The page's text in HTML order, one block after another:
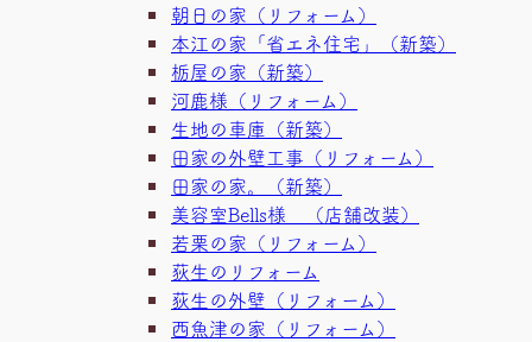
朝日の家（リフォーム）
本江の家「省エネ住宅」（新築）
栃屋の家（新築）
河鹿様（リフォーム）
生地の車庫（新築）
田家の外壁工事（リフォーム）
田家の家。（新築）
美容室Bells様 （店舗改装）
若栗の家（リフォーム）
荻生のリフォーム
荻生の外壁（リフォーム）
西魚津の家（リフォーム）